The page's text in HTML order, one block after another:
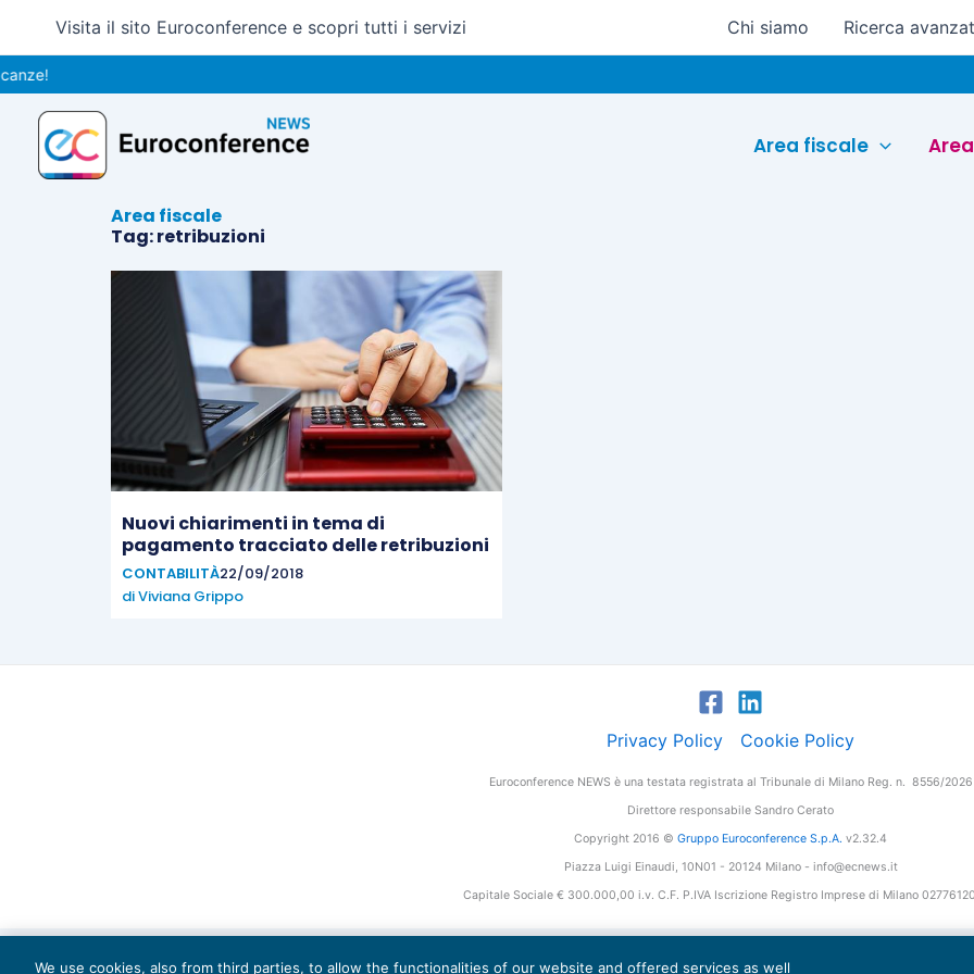
contenuto
Visita il sito Euroconference e scopri tutti i servizi Chi siamo Ricerca
Area fiscale
Area fiscale
Tag: retribuzioni
Nuovi chiarimenti in tema di
pagamento tracciato delle retribuzioni
CONTABILITÀ22/09/2018
diViviana Grippo
Privacy Policy Cookie Policy
Euroconference NEWS è una testata registrata al Tribunale di Milano Reg. n. 8556/2026
Direttore responsabile Sandro Cerato
Copyright 2016 © Gruppo Euroconference S.p.A. v2.32.4
Piazza Luigi Einaudi, 10N01 - 20124 Milano - info@ecnews.it
Capitale Sociale € 300.000,00 i.v. C.F. P.IVA Iscrizione Registro Imprese di Milano
We use cookies, also from third parties, to allow the functionalities of our website and offered services as well